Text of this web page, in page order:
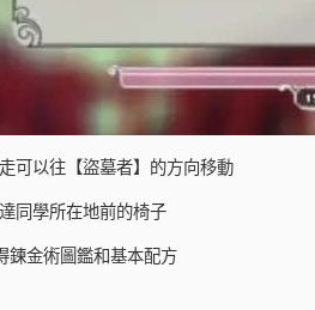
可以往【盜墓者】的方向移動
同學所在地前的椅子
鍊金術圖鑑和基本配方